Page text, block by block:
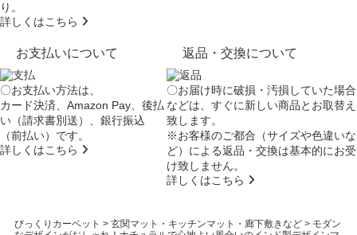
り。
詳しくはこちら
お支払いについて
〇お支払い方法は、
カード決済、Amazon Pay、後払
い（請求書別送）、銀行振込
（前払い）です。
詳しくはこちら
返品・交換について
〇お届け時に破損・汚損していた場合
などは、すぐに新しい商品とお取替え
致します。
※お客様のご都合（サイズや色違いな
ど）による返品・交換は基本的にお受
け致しません。
詳しくはこちら
びっくりカーペット > 玄関マット・キッチンマット・廊下敷きなど> モダン